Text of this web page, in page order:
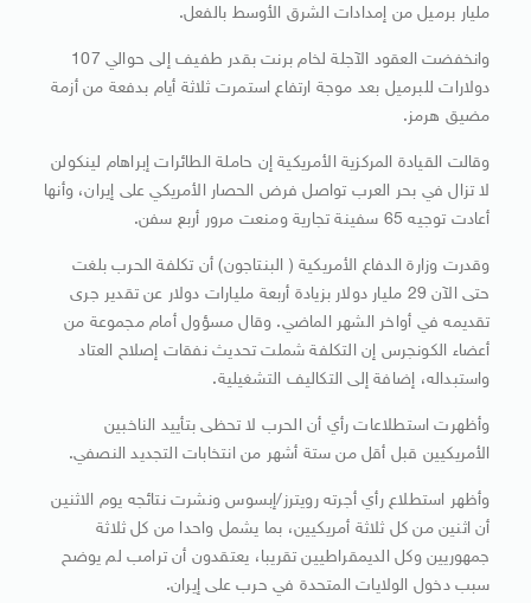
مليار برميل من إمدادات ​الشرق الأوسط بالفعل.
وانخفضت العقود الآجلة لخام ⁠برنت بقدر طفيف إلى حوالي 107
دولارات للبرميل بعد موجة ارتفاع استمرت ثلاثة أيام بدفعة من أزمة
مضيق هرمز.
وقالت القيادة المركزية الأمريكية إن حاملة الطائرات إبراهام لينكولن
لا تزال في بحر العرب تواصل فرض الحصار الأمريكي على إيران، وأنها
أعادت توجيه 65 سفينة تجارية ومنعت ​مرور أربع سفن.
وقدرت وزارة الدفاع الأمريكية ( البنتاجون) أن تكلفة الحرب بلغت
حتى الآن 29 مليار دولار بزيادة أربعة مليارات دولار عن ​تقدير جرى
تقديمه في ⁠أواخر الشهر الماضي. وقال مسؤول أمام مجموعة من
أعضاء الكونجرس إن التكلفة شملت تحديث نفقات إصلاح العتاد
واستبداله، إضافة إلى التكاليف التشغيلية.
وأظهرت استطلاعات رأي أن الحرب لا تحظى بتأييد الناخبين
الأمريكيين قبل أقل من ستة أشهر من انتخابات التجديد النصفي.
وأظهر استطلاع رأي أجرته رويترز/إبسوس ونشرت نتائجه يوم الاثنين
أن اثنين من كل ثلاثة أمريكيين، بما يشمل واحدا من كل ثلاثة
جمهوريين وكل الديمقراطيين تقريبا، ⁠يعتقدون أن ​ترامب لم يوضح
سبب دخول الولايات المتحدة في حرب على إيران.